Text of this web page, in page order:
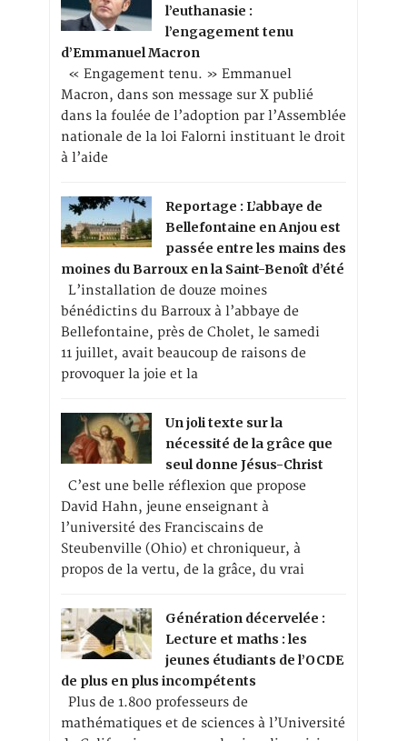
l’euthanasie :
l’engagement tenu
d’Emmanuel Macron
« Engagement tenu. » Emmanuel
Macron, dans son message sur X publié
dans la foulée de l’adoption par l’Assemblée
nationale de la loi Falorni instituant le droit
à l’aide
Reportage : L’abbaye de
Bellefontaine en Anjou est
passée entre les mains des
moines du Barroux en la Saint-Benoît d’été
L’installation de douze moines
bénédictins du Barroux à l’abbaye de
Bellefontaine, près de Cholet, le samedi
11 juillet, avait beaucoup de raisons de
provoquer la joie et la
Un joli texte sur la
nécessité de la grâce que
seul donne Jésus-Christ
C’est une belle réflexion que propose
David Hahn, jeune enseignant à
l’université des Franciscains de
Steubenville (Ohio) et chroniqueur, à
propos de la vertu, de la grâce, du vrai
Génération décervelée :
Lecture et maths : les
jeunes étudiants de l’OCDE
de plus en plus incompétents
Plus de 1.800 professeurs de
mathématiques et de sciences à l’Université